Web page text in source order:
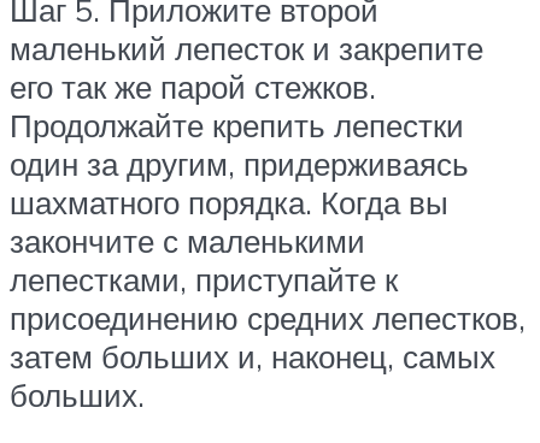
Шаг 5. Приложите второй
маленький лепесток и закрепите
его так же парой стежков.
Продолжайте крепить лепестки
один за другим, придерживаясь
шахматного порядка. Когда вы
закончите с маленькими
лепестками, приступайте к
присоединению средних лепестков,
затем больших и, наконец, самых
больших.